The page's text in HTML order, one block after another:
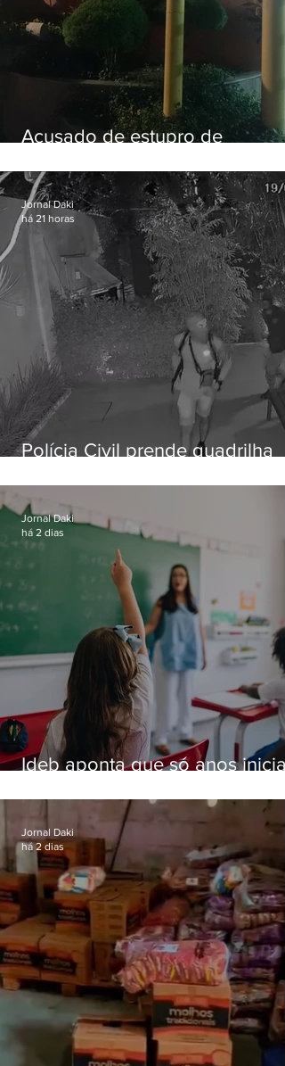
Acusado de estupro de
Polícia Civil prende quadrilha
residências de luxo no Rio
Jornal Daki
há 21 horas
Ideb aponta que só anos
educação
Jornal Daki
há 2 dias
Jornal Daki
há 2 dias